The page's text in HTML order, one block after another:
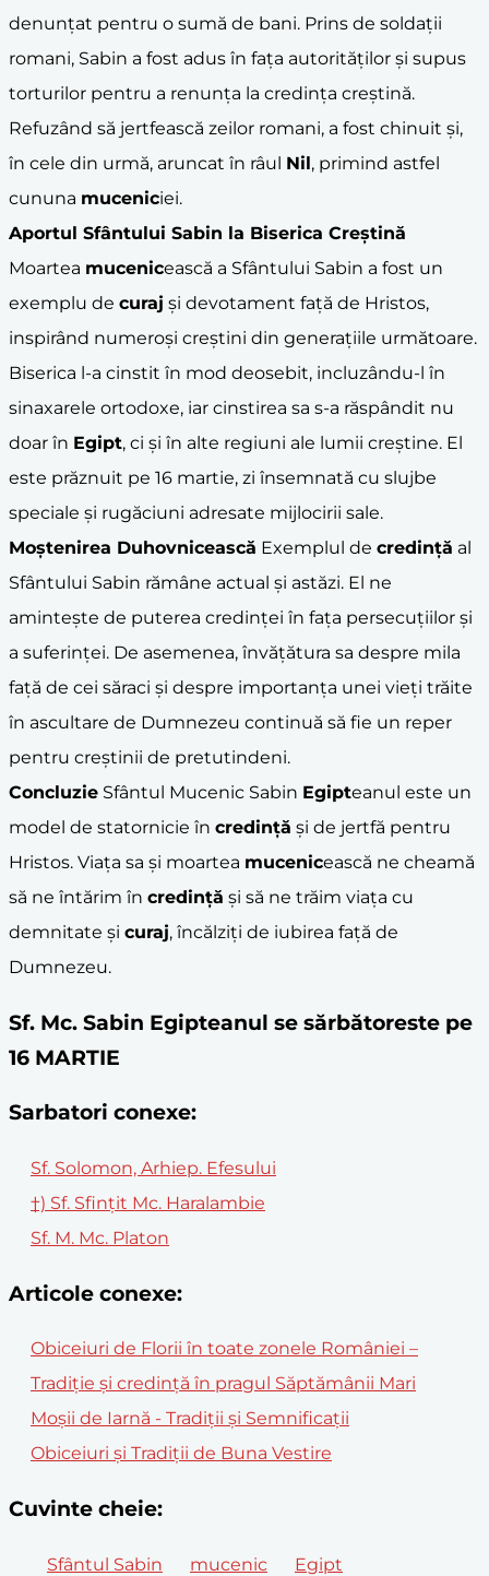
denunțat pentru o sumă de bani. Prins de soldații
romani, Sabin a fost adus în fața autorităților și supus
torturilor pentru a renunța la credința creștină.
Refuzând să jertfească zeilor romani, a fost chinuit și,
în cele din urmă, aruncat în râul Nil, primind astfel
cununa muceniciei.
Aportul Sfântului Sabin la Biserica Creștină
Moartea mucenicească a Sfântului Sabin a fost un
exemplu de curaj și devotament față de Hristos,
inspirând numeroși creștini din generațiile următoare.
Biserica l-a cinstit în mod deosebit, incluzându-l în
sinaxarele ortodoxe, iar cinstirea sa s-a răspândit nu
doar în Egipt, ci și în alte regiuni ale lumii creștine. El
este prăznuit pe 16 martie, zi însemnată cu slujbe
speciale și rugăciuni adresate mijlocirii sale.
Moștenirea Duhovnicească Exemplul de credință al
Sfântului Sabin rămâne actual și astăzi. El ne
amintește de puterea credinței în fața persecuțiilor și
a suferinței. De asemenea, învățătura sa despre mila
față de cei săraci și despre importanța unei vieți trăite
în ascultare de Dumnezeu continuă să fie un reper
pentru creștinii de pretutindeni.
Concluzie Sfântul Mucenic Sabin Egipteanul este un
model de statornicie în credință și de jertfă pentru
Hristos. Viața sa și moartea mucenicească ne cheamă
să ne întărim în credință și să ne trăim viața cu
demnitate și curaj, încălziți de iubirea față de
Dumnezeu.
Sf. Mc. Sabin Egipteanul se sărbătoreste pe
16 MARTIE
Sarbatori conexe:
Sf. Solomon, Arhiep. Efesului
†) Sf. Sfințit Mc. Haralambie
Sf. M. Mc. Platon
Articole conexe:
Obiceiuri de Florii în toate zonele României –
Tradiție și credință în pragul Săptămânii Mari
Moșii de Iarnă - Tradiții și Semnificații
Obiceiuri și Tradiții de Buna Vestire
Cuvinte cheie:
Sfântul Sabin mucenic Egipt